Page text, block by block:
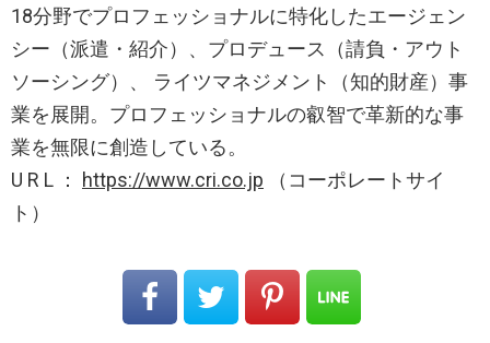
18分野でプロフェッショナルに特化したエージェン
シー（派遣・紹介）、プロデュース（請負・アウト
ソーシング）、 ライツマネジメント（知的財産）事
業を展開。プロフェッショナルの叡智で革新的な事
業を無限に創造している。
U R L ： https://www.cri.co.jp （コーポレートサイ
ト）